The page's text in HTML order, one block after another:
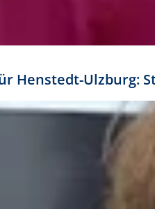
Henstedt-Ulzburg: